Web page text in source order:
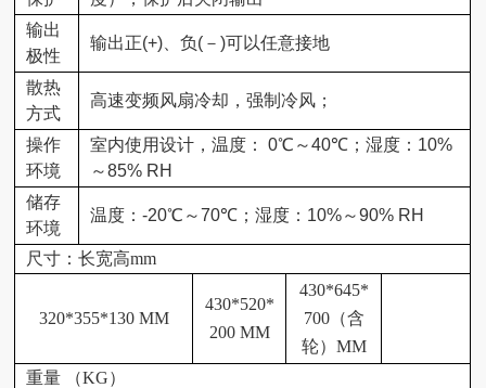
输出
极性
输出正(+) 、负( －)可以任意接地
散热
方式
高速变频风扇冷却，强制冷风；
操作
环境
室内使用设计，温度：0℃ ～40℃ ；湿度： 10%
～85% RH
储存
环境
温度：-20℃ ～70℃ ；湿度： 10%～90% RH
尺寸：长宽高mm
320*355*130 MM
430*520*
200 MM
430*645*
700（含
轮）MM
重量 （KG）